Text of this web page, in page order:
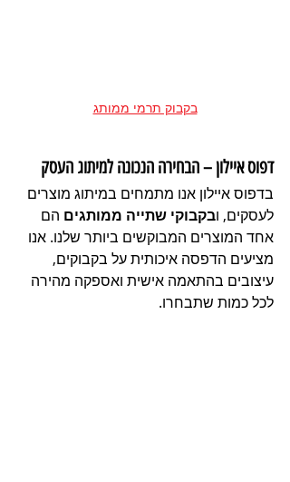
בקבוק תרמי ממותג
דפוס איילון – הבחירה הנכונה למיתוג העסק
בדפוס איילון אנו מתמחים במיתוג מוצרים
לעסקים, ובקבוקי שתייה ממותגים הם
אחד המוצרים המבוקשים ביותר שלנו. אנו
מציעים הדפסה איכותית על בקבוקים,
עיצובים בהתאמה אישית ואספקה מהירה
לכל כמות שתבחרו.